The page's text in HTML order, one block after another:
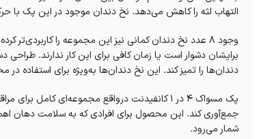
التهاب لثه را کاهش می‌دهد. نخ دندان موجود در این پک با
وجود 8 عدد نخ دندان کمانی نیز این مجموعه را
برایشان دشوار است یا زمان کافی برای این کار ندارند.
دندان‌ها را تمیز کند. این نخ دندان‌ها به‌ویژه برای استفاده
پک مسواک 4 در 1 کانفیدنت درواقع مجموعه‌ای
جمع‌آوری کند. این محصول برای افرادی که به سلامت دهان
شمار می‌رود.